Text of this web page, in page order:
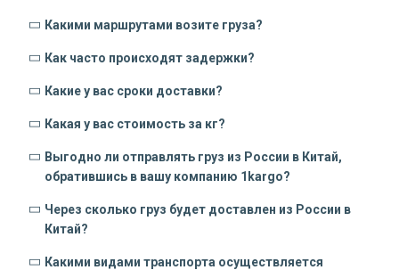
Какими маршрутами возите груза?
Как часто происходят задержки?
Какие у вас сроки доставки?
Какая у вас стоимость за кг?
Выгодно ли отправлять груз из России в Китай,
обратившись в вашу компанию 1kargo?
Через сколько груз будет доставлен из России в
Китай?
Какими видами транспорта осуществляется